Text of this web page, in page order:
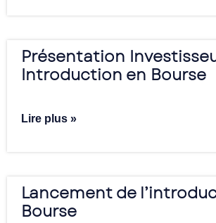
Présentation
Introduction en Bourse
Lire plus »
Lancement de
Bourse